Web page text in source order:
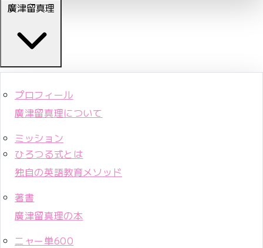
廣津留真理
プロフィール
廣津留真理について
ミッション
ひろつる式とは
独自の英語教育メソッド
著書
廣津留真理の本
ニャー単600